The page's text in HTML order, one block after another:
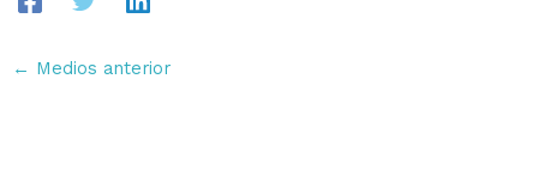
← Medios anterior